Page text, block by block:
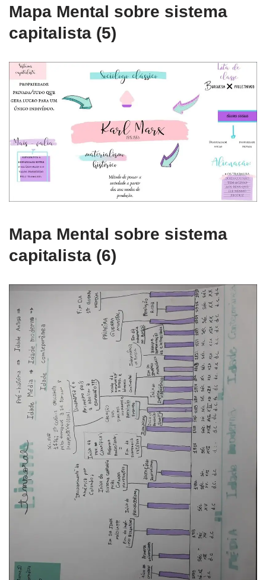
Mapa Mental sobre sistema
capitalista (5)
Mapa Mental sobre sistema
capitalista (6)